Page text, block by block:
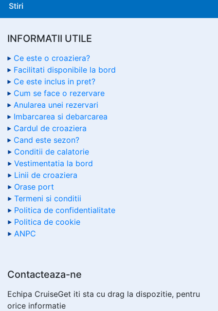
Stiri
INFORMATII UTILE
Ce este o croaziera?
Facilitati disponibile la bord
Ce este inclus in pret?
Cum se face o rezervare
Anularea unei rezervari
Imbarcarea si debarcarea
Cardul de croaziera
Cand este sezon?
Conditii de calatorie
Vestimentatia la bord
Linii de croaziera
Orase port
Termeni si conditii
Politica de confidentialitate
Politica de cookie
ANPC
Contacteaza-ne
Echipa CruiseGet iti sta cu drag la dispozitie, pentru
orice informatie